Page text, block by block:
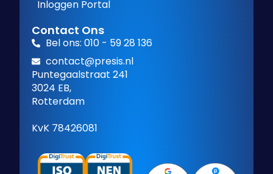
Inloggen Portal
Contact Ons
Bel ons: 010 - 59 28 136
contact@presis.nl
Puntegaalstraat 241
3024 EB,
Rotterdam
KvK 78426081